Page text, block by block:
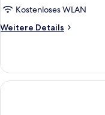
Kostenloses WLAN
Weitere Details
Weitere